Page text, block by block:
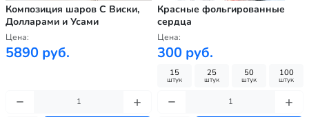
Композиция шаров С Виски,
Долларами и Усами
Цена:
5890 руб.
Красные фольгированные
сердца
Цена:
300 руб.
15
штук
25
штук
50
штук
100
штук